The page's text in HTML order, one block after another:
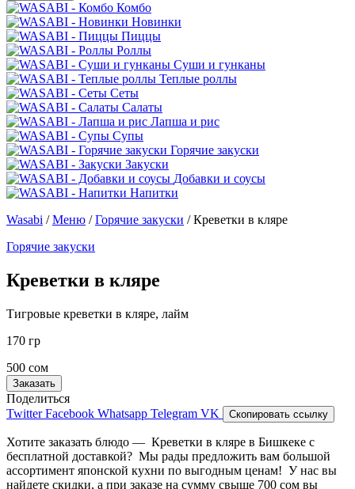
Комбо
Новинки
Пиццы
Роллы
Суши и гунканы
Теплые роллы
Сеты
Салаты
Лапша и рис
Супы
Горячие закуски
Закуски
Добавки и соусы
Напитки
Wasabi /Меню /Горячие закуски /Креветки в кляре
Горячие закуски
Креветки в кляре
Тигровые креветки в кляре, лайм
170 гр
500 сом
Заказать
Поделиться
Twitter Facebook Whatsapp Telegram VK Скопировать ссылку
Хотите заказать блюдо — Креветки в кляре в Бишкеке с
бесплатной доставкой? Мы рады предложить вам большой
ассортимент японской кухни по выгодным ценам! У нас вы
найдете скидки, а при заказе на сумму свыше 700 сом вы